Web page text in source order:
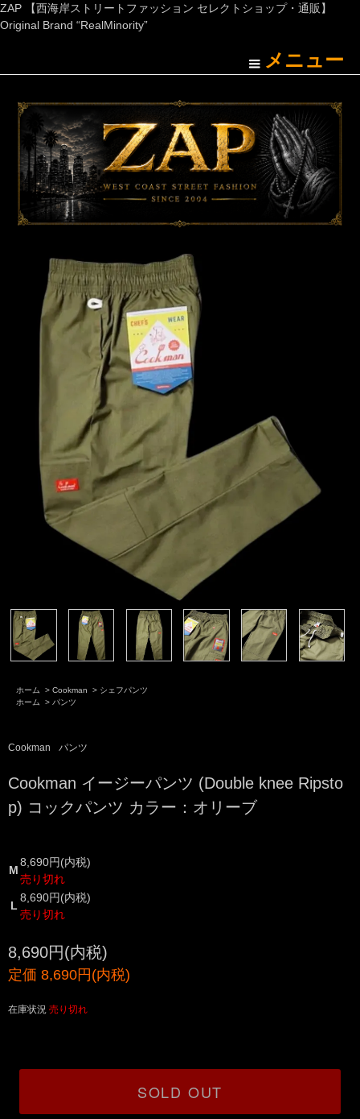
ZAP 【西海岸ストリートファッション セレクトショップ・通販】
Original Brand “RealMinority”
メニュー
ホーム > Cookman > シェフパンツ
ホーム
> パンツ
Cookman パンツ
Cookman イージーパンツ (Double knee Ripsto
p) コックパンツ カラー：オリーブ
M
8,690円(内税)
売り切れ
L
8,690円(内税)
売り切れ
8,690円(内税)
定価 8,690円(内税)
在庫状況 売り切れ
SOLD OUT